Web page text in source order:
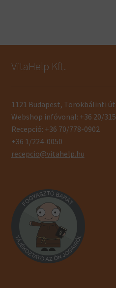
VitaHelp Kft.
1121 Budapest, Törökbálinti út
Webshop infóvonal: +36 20/
Recepció: +36 70/778-0902
+36 1/224-0050
recepcio@vitahelp.hu